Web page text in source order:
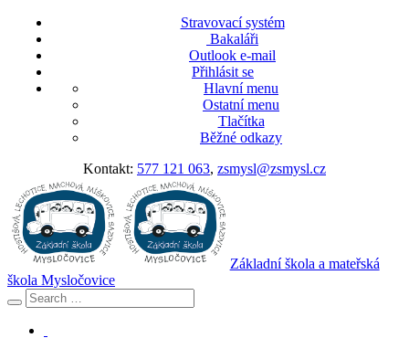
Stravovací systém
Bakaláři
Outlook e-mail
Přihlásit se
Hlavní menu
Ostatní menu
Tlačítka
Běžné odkazy
Kontakt: 577 121 063, zsmysl@zsmysl.cz
Základní škola a mateřská
škola Mysločovice